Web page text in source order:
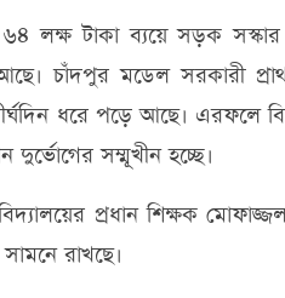
৬৪ লক্ষ টাকা ব্যয়ে সড়ক
চাঁদপুর মডেল সরকারী
ধরে পড়ে আছে। এরফলে
দুর্ভোগের সম্মূখীন হচ্ছে।
প্রধান শিক্ষক
রাখছে।